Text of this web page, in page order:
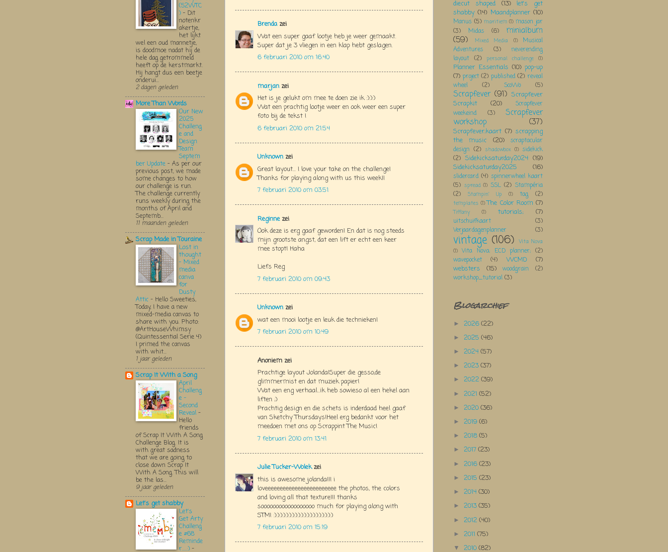
Brenda zei
Wat een super gaaf lootje heb je weer gemaakt.
Super dat je 3 vliegen in een klap hebt geslagen.
6 februari 2010 om 16:40
marjan zei
Het is je gelukt om mee te doen zie ik :):):)
Wat een prachtig lootje weer en ook weer een super
foto bij de tekst !
6 februari 2010 om 21:54
Unknown zei
Great layout... I love your take on the challenge!
Thanks for playing along with us this week!!
7 februari 2010 om 03:51
Reginnezei
Ook deze is erg gaaf geworden! En dat is nog steeds
mijn grootste angst, dat een lift er echt een keer
mee stopt! Haha
Liefs Reg
7 februari 2010 om 09:43
Unknown zei
wat een mooi lootje en leuk die technieken!
7 februari 2010 om 10:49
Anoniem zei
Prachtige layout Jolanda!Super die gesso,de
glimmermist en dat muziek papier!
Wat een eng verhaal...ik heb sowieso al een hekel aan
liften ;)
Prachtig design en die schets is inderdaad heel gaaf
van Sketchy Thursdays!Heel erg bedankt voor het
meedoen met ons op Scrappint The Music!
7 februari 2010 om 13:41
Julie Tucker-Wolekzei
this is awesome jolanda!!! i
loveeeeeeeeeeeeeeeeeeeeeeee the photos, the colors
and loving all that texture!!! thanks
soooooooooooooooooo much for playing along with
STM! :):):):):):):):):):):):):):):):):):):):)
7 februari 2010 om 15:19
(52WTC
) - Dit
notenkr
akertje,
het lijkt
wel een oud mannetje,
is doodmoe nadat hij de
hele dag getrommeld
heeft op de kerstmarkt.
Hij hangt dus een beetje
onderui...
2 dagen geleden
More Than Words
Our New
2025
Challeng
e and
Design
Team
Septem
ber Update - As per our
previous post, we made
some changes to how
our challenge is run.
The challenge currently
runs weekly during the
months of April and
Septemb...
11 maanden geleden
Scrap Made in Touraine
Lost in
thought
- Mixed
media
canva
for
Dusty
Attic - Hello Sweeties,
Today, I have a new
mixed-media canvas to
share with you. Photo:
@ArtHouseWhimsy
(Quintessential Serie 4)
I primed the canvas
with whit...
1 jaar geleden
Scrap It With a Song
April
Challeng
e -
Second
Reveal -
Hello
friends
of Scrap It With A Song
Challenge Blog. It is
with great sadness
that we are going to
close down Scrap It
With A Song. This will
be the las...
9 jaar geleden
Let's get shabby
Let's
Get Arty
Challeng
e #68
Reminde
r.....:) -
diecut shaped
(13)
let's get
shabby (14) Maandplanner (10)
Manus (5) maritiem (1) mason jar
(3)
Midas (6) minialbum
(59) Mixed Media (1)
Musical
Adventures
(3)
neverending
layout (2) personal challenge (1)
Planner Essentials (10) pop-up
(7) project (2) published (2) reveal
wheel
(2) ScoWo (5)
Scrapfever (91) Scrapfever
Scrapkit
(20)
Scrapfever
weekeind
(3) Scrapfever
workshop (37)
Scrapfever;kaart (7) scrapping
the music
(20)
scraptacular
design (2) shadowbox (1) sidekick
(2) Sidekicksaturday2024 (19)
Sidekicksaturday2025
(16)
slidercard (4) spinnerwheel kaart
(5) spread (1) SSL (2) Stampéria
(2)
Stampin' Up (1) tag (2)
templates (1) The Color Room (7)
Tiffany (1) tutorials; (7)
uitschuifkaart
(3)
Verjaardagenplanner
(3)
vintage (106)
Vita Nova
(1) Vita Nova; ECD planner; (2)
wavepocket
(4) WCMD
(7)
websters
(15) woodgrain
(2)
workshop_tutorial (3)
Blogarchief
► 2026 (22)
► 2025 (46)
► 2024 (57)
► 2023 (37)
► 2022 (39)
► 2021 (52)
► 2020 (36)
► 2019 (6)
► 2018 (5)
► 2017 (23)
► 2016 (23)
► 2015 (23)
► 2014 (30)
► 2013 (35)
► 2012 (40)
► 2011 (75)
▼ 2010 (82)